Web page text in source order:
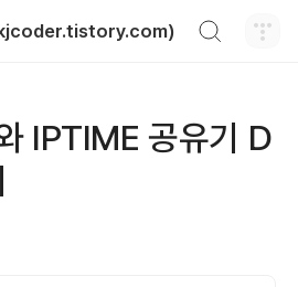
IPTIME 공유기 D